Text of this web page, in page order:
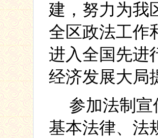
建，努力为我
全区政法工作
进入全国先进
经济发展大局
参加法制宣
基本法律、法